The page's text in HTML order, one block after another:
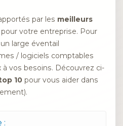
par les meilleurs
votre entreprise. Pour
large éventail
/ logiciels comptables
vos besoins. Découvrez ci-
10 pour vous aider dans
: